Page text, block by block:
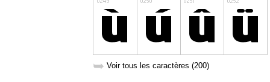
➥ Voir tous les caractères (200)